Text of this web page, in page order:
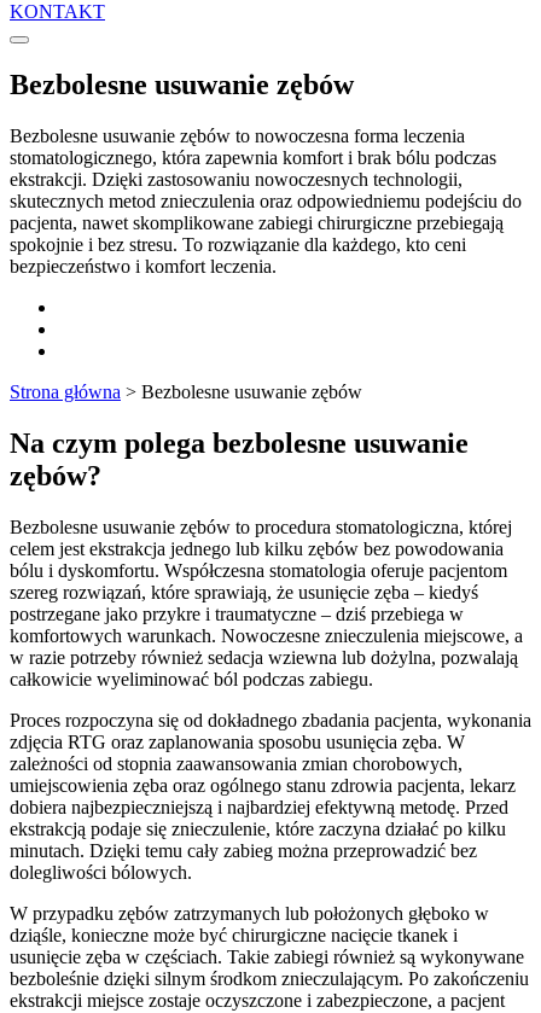
KONTAKT
Bezbolesne usuwanie zębów
Bezbolesne usuwanie zębów to nowoczesna forma leczenia
stomatologicznego, która zapewnia komfort i brak bólu podczas
ekstrakcji. Dzięki zastosowaniu nowoczesnych technologii,
skutecznych metod znieczulenia oraz odpowiedniemu podejściu do
pacjenta, nawet skomplikowane zabiegi chirurgiczne przebiegają
spokojnie i bez stresu. To rozwiązanie dla każdego, kto ceni
bezpieczeństwo i komfort leczenia.
Strona główna > Bezbolesne usuwanie zębów
Na czym polega bezbolesne usuwanie
zębów?
Bezbolesne usuwanie zębów to procedura stomatologiczna, której
celem jest ekstrakcja jednego lub kilku zębów bez powodowania
bólu i dyskomfortu. Współczesna stomatologia oferuje pacjentom
szereg rozwiązań, które sprawiają, że usunięcie zęba – kiedyś
postrzegane jako przykre i traumatyczne – dziś przebiega w
komfortowych warunkach. Nowoczesne znieczulenia miejscowe, a
w razie potrzeby również sedacja wziewna lub dożylna, pozwalają
całkowicie wyeliminować ból podczas zabiegu.
Proces rozpoczyna się od dokładnego zbadania pacjenta, wykonania
zdjęcia RTG oraz zaplanowania sposobu usunięcia zęba. W
zależności od stopnia zaawansowania zmian chorobowych,
umiejscowienia zęba oraz ogólnego stanu zdrowia pacjenta, lekarz
dobiera najbezpieczniejszą i najbardziej efektywną metodę. Przed
ekstrakcją podaje się znieczulenie, które zaczyna działać po kilku
minutach. Dzięki temu cały zabieg można przeprowadzić bez
dolegliwości bólowych.
W przypadku zębów zatrzymanych lub położonych głęboko w
dziąśle, konieczne może być chirurgiczne nacięcie tkanek i
usunięcie zęba w częściach. Takie zabiegi również są wykonywane
bezboleśnie dzięki silnym środkom znieczulającym. Po zakończeniu
ekstrakcji miejsce zostaje oczyszczone i zabezpieczone, a pacjent